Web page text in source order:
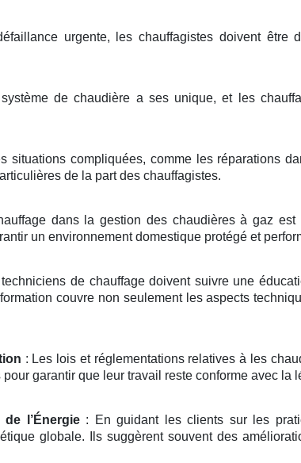
urgente, les chauffagistes doivent être
de chaudière a ses unique, et les
situations compliquées, comme les réparations
de la part des chauffagistes.
dans la gestion des chaudières à gaz
un environnement domestique protégé et
de chauffage doivent suivre une
couvre non seulement les aspects
: Les lois et réglementations relatives à les
garantir que leur travail reste conforme avec la
l’Énergie: En guidant les clients sur les
globale. Ils suggèrent souvent des